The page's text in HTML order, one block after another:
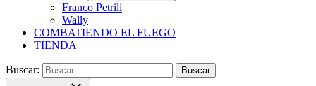
Franco Petrili
Wally
COMBATIENDO EL FUEGO
TIENDA
Buscar: